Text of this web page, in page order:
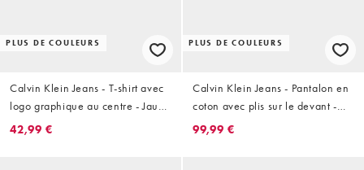
PLUS DE COULEURS
Calvin Klein Jeans - T-shirt avec
logo graphique au centre - Jaune
et noir
42,99 €
PLUS DE COULEURS
Calvin Klein Jeans - Pantalon en
coton avec plis sur le devant -
Olive
99,99 €